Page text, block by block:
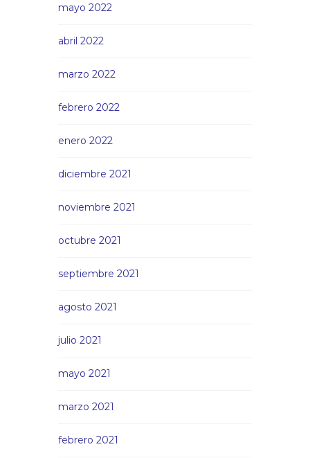
mayo 2022
abril 2022
marzo 2022
febrero 2022
enero 2022
diciembre 2021
noviembre 2021
octubre 2021
septiembre 2021
agosto 2021
julio 2021
mayo 2021
marzo 2021
febrero 2021